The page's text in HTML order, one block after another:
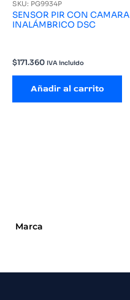
Marca
SKU: PG9934P
SENSOR PIR CON CAMARA
INALÁMBRICO DSC
$171.360 IVA incluido
Añadir al carrito